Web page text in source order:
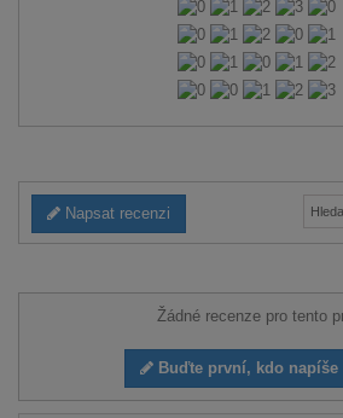
Napsat recenzi
Žádné recenze pro tento
Buďte první, kdo napíše